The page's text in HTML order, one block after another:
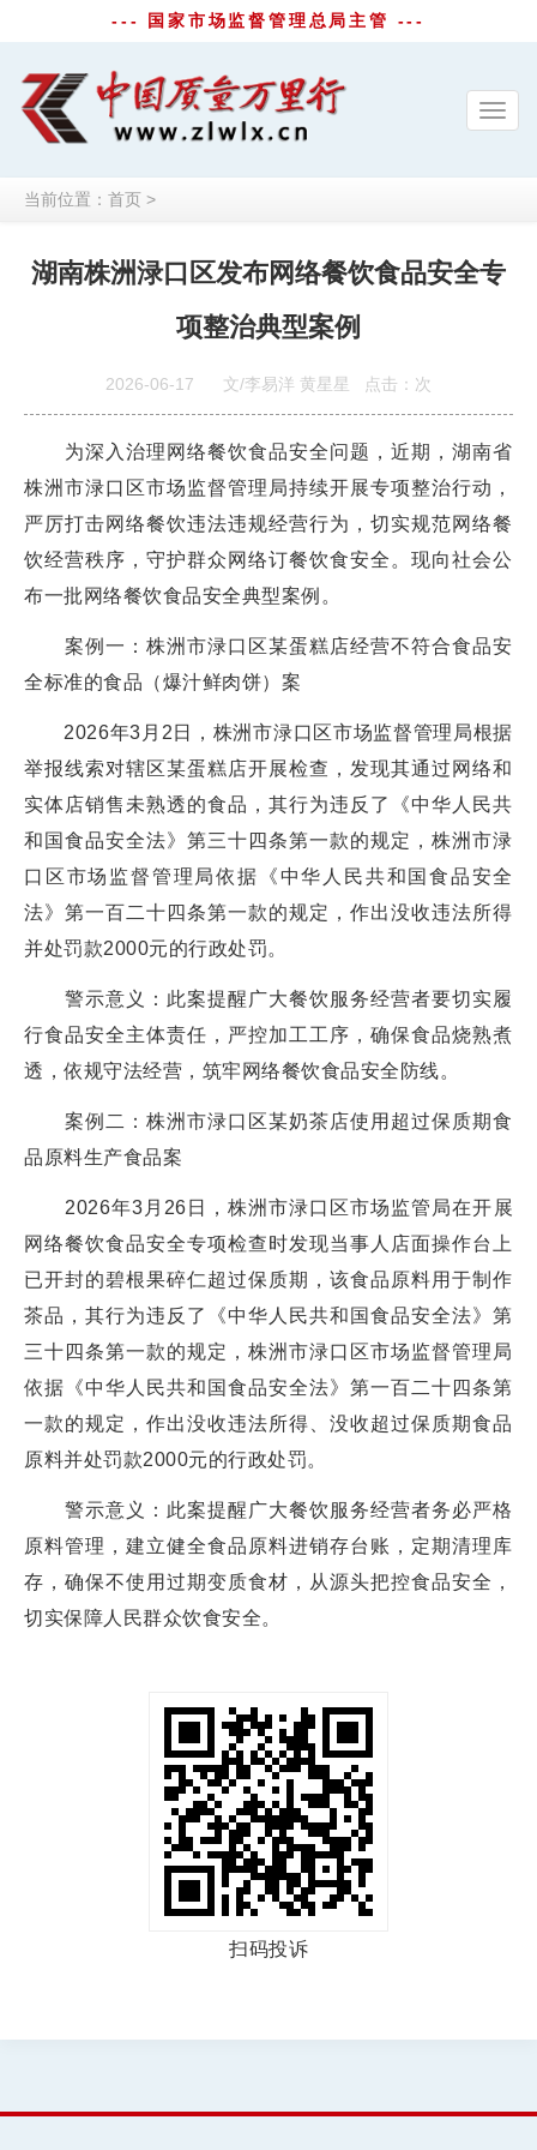
--- 国家市场监督管理总局主管 ---
当前位置： 首页 >
湖南株洲渌口区发布网络餐饮食品安全专
项整治典型案例
2026-06-17 文/李易洋 黄星星 点击： 次
为深入治理网络餐饮食品安全问题，近期，湖南省
株洲市渌口区市场监督管理局持续开展专项整治行动，
严厉打击网络餐饮违法违规经营行为，切实规范网络餐
饮经营秩序，守护群众网络订餐饮食安全。现向社会公
布一批网络餐饮食品安全典型案例。
案例一：株洲市渌口区某蛋糕店经营不符合食品安
全标准的食品（爆汁鲜肉饼）案
2026年3月2日，株洲市渌口区市场监督管理局根据
举报线索对辖区某蛋糕店开展检查，发现其通过网络和
实体店销售未熟透的食品，其行为违反了《中华人民共
和国食品安全法》第三十四条第一款的规定，株洲市渌
口区市场监督管理局依据《中华人民共和国食品安全
法》第一百二十四条第一款的规定，作出没收违法所得
并处罚款2000元的行政处罚。
警示意义：此案提醒广大餐饮服务经营者要切实履
行食品安全主体责任，严控加工工序，确保食品烧熟煮
透，依规守法经营，筑牢网络餐饮食品安全防线。
案例二：株洲市渌口区某奶茶店使用超过保质期食
品原料生产食品案
2026年3月26日，株洲市渌口区市场监管局在开展
网络餐饮食品安全专项检查时发现当事人店面操作台上
已开封的碧根果碎仁超过保质期，该食品原料用于制作
茶品，其行为违反了《中华人民共和国食品安全法》第
三十四条第一款的规定，株洲市渌口区市场监督管理局
依据《中华人民共和国食品安全法》第一百二十四条第
一款的规定，作出没收违法所得、没收超过保质期食品
原料并处罚款2000元的行政处罚。
警示意义：此案提醒广大餐饮服务经营者务必严格
原料管理，建立健全食品原料进销存台账，定期清理库
存，确保不使用过期变质食材，从源头把控食品安全，
切实保障人民群众饮食安全。
扫码投诉